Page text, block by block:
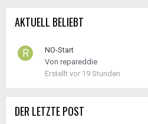
AKTUELL BELIEBT
NO-Start
Von repareddie
Erstellt vor 19 Stunden
DER LETZTE POST